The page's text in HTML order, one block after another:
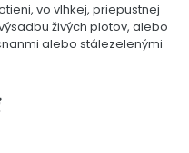
vo vlhkej, priepustnej
živých plotov, alebo
alebo stálezelenými